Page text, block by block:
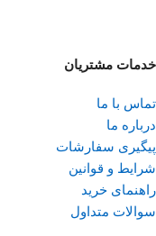
خدمات مشتریان
تماس با ما
درباره ما
پیگیری سفارشات
شرایط و قوانین
راهنمای خرید
سوالات متداول